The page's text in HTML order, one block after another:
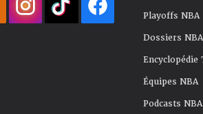
Playoffs NBA
Dossiers NBA
Encyclopédie
Équipes NBA
Podcasts NBA